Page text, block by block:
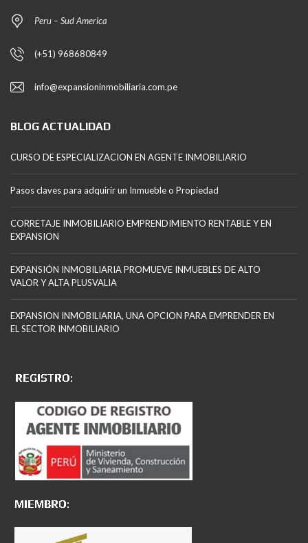
Peru – Sud America
(+51) 968680849
info@expansioninmobiliaria.com.pe
BLOG ACTUALIDAD
CURSO DE ESPECIALIZACION EN AGENTE INMOBILIARIO
Pasos claves para adquirir un Inmueble o Propiedad
CORRETAJE INMOBILIARIO EMPRENDIMIENTO RENTABLE Y EN
EXPANSION
EXPANSIÓN INMOBILIARIA PROMUEVE INMUEBLES DE ALTO
VALOR Y ALTA PLUSVALIA
EXPANSION INMOBILIARIA, UNA OPCION PARA EMPRENDER EN
EL SECTOR INMOBILIARIO